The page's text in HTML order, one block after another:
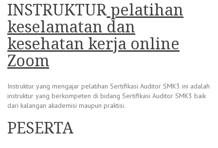
INSTRUKTUR pelatihan
keselamatan dan
kesehatan kerja online
Zoom
Instruktur yang mengajar pelatihan Sertifikasi Auditor SMK3 ini adalah
instruktur yang berkompeten di bidang Sertifikasi Auditor SMK3 baik
dari kalangan akademisi maupun praktisi.
PESERTA